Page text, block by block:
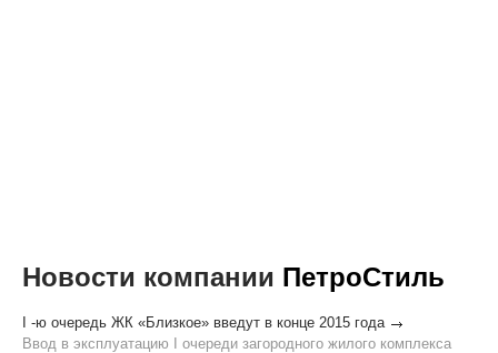
Новости компании ПетроСтиль
I -ю очередь ЖК «Близкое» введут в конце 2015 года
Ввод в эксплуатацию I очереди загородного жилого комплекса